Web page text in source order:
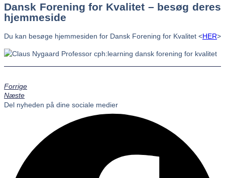
Dansk Forening for Kvalitet – besøg deres
hjemmeside
Du kan besøge hjemmesiden for Dansk Forening for Kvalitet <HER>
Forrige
Næste
Del nyheden på dine sociale medier